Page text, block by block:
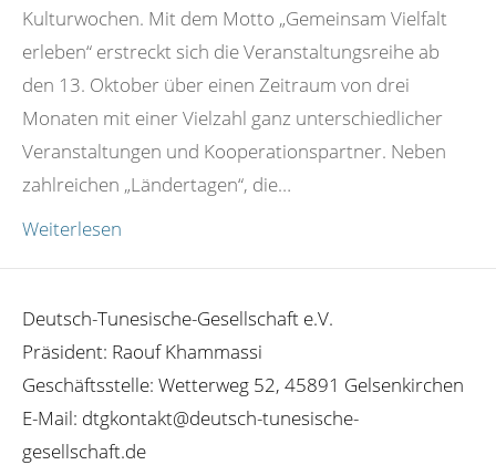
Kulturwochen. Mit dem Motto „Gemeinsam Vielfalt
erleben“ erstreckt sich die Veranstaltungsreihe ab
den 13. Oktober über einen Zeitraum von drei
Monaten mit einer Vielzahl ganz unterschiedlicher
Veranstaltungen und Kooperationspartner. Neben
zahlreichen „Ländertagen“, die…
Weiterlesen
Deutsch-Tunesische-Gesellschaft e.V.
Präsident: Raouf Khammassi
Geschäftsstelle: Wetterweg 52, 45891 Gelsenkirchen
E-Mail: dtgkontakt@deutsch-tunesische-
gesellschaft.de